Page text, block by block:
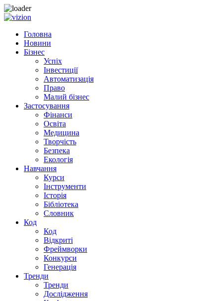
Skip
contentГоловна
Новини
Бізнес
Успіх
Інвестиції
Автоматизація
Право
Малий бізнес
Застосування
Фінанси
Освіта
Медицина
Творчість
Безпека
Екологія
Навчання
Курси
Інструменти
Історія
Бібліотека
Словник
Код
Код
Відкриті
Фреймворки
Конкурси
Генерація
Тренди
Тренди
Дослідження